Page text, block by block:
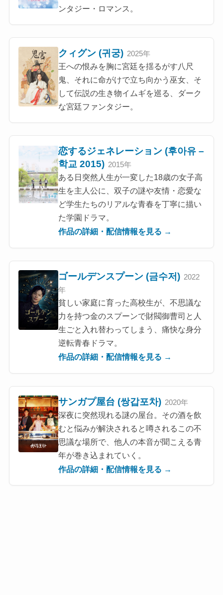
ンタジー・ロマンス。
クィグン (귀궁) 2025年
王への恨みを胸に宮廷を揺るがす八尺
鬼、それに命がけで立ち向かう巫女、そ
して伝説の生き物イムギを巡る、ダーク
な宮廷ファンタジー。
恋するジェネレーション (후아유 –
학교 2015) 2015年
ある日突然人生が一変した18歳の女子高
生を主人公に、双子の謎や友情・恋愛な
ど学生たちのリアルな青春を丁寧に描い
た学園ドラマ。
作品の詳細・配信情報を見る →
ゴールデンスプーン (금수저) 2022
年
貧しい家庭に育った高校生が、不思議な
力を持つ金のスプーンで財閥御曹司と人
生ごと入れ替わってしまう、痛快な身分
逆転青春ドラマ。
作品の詳細・配信情報を見る →
サンガプ屋台 (쌍갑포차) 2020年
深夜に突然現れる謎の屋台。その酒を飲
むと悩みが解決されると噂されるこの不
思議な場所で、他人の本音が聞こえる青
年が巻き込まれていく。
作品の詳細・配信情報を見る →